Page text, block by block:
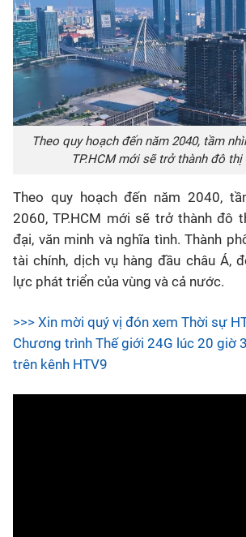
Theo quy hoạch đến năm 2040, tầm
TP.HCM mới sẽ trở thành đô thị
Theo quy hoạch đến năm 2040,
2060, TP.HCM mới sẽ trở thành đô
đại, văn minh và nghĩa tình. Thành
tài chính, dịch vụ hàng đầu châu Á,
lực phát triển của vùng và cả nước.
>>> Xin mời quý vị đón xem Thời sự
Chương trình Thế giới 24G lúc 20 giờ
trên kênh HTV9